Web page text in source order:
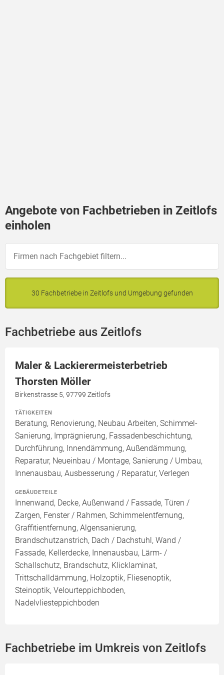
Angebote von Fachbetrieben in Zeitlofs
einholen
30 Fachbetriebe in Zeitlofs und Umgebung gefunden
Fachbetriebe aus Zeitlofs
Maler & Lackierermeisterbetrieb
Thorsten Möller
Birkenstrasse 5, 97799 Zeitlofs
TÄTIGKEITEN
Beratung, Renovierung, Neubau Arbeiten, Schimmel-
Sanierung, Imprägnierung, Fassadenbeschichtung,
Durchführung, Innendämmung, Außendämmung,
Reparatur, Neueinbau / Montage, Sanierung / Umbau,
Innenausbau, Ausbesserung / Reparatur, Verlegen
GEBÄUDETEILE
Innenwand, Decke, Außenwand / Fassade, Türen /
Zargen, Fenster / Rahmen, Schimmelentfernung,
Graffitientfernung, Algensanierung,
Brandschutzanstrich, Dach / Dachstuhl, Wand /
Fassade, Kellerdecke, Innenausbau, Lärm- /
Schallschutz, Brandschutz, Klicklaminat,
Trittschalldämmung, Holzoptik, Fliesenoptik,
Steinoptik, Velourteppichboden,
Nadelvliesteppichboden
Fachbetriebe im Umkreis von Zeitlofs